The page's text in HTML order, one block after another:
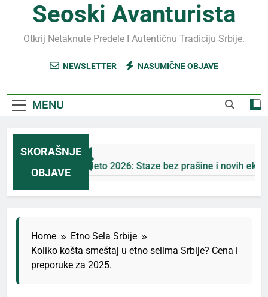
Seoski Avanturista
Otkrij Netaknute Predele I Autentičnu Tradiciju Srbije.
NEWSLETTER NASUMIČNE OBJAVE
MENU
SKORAŠNJE
OBJAVE
Jahorina leto 2026: Staze bez prašine i novih eko-taksi
Home
Etno Sela Srbije
Koliko košta smeštaj u etno selima Srbije? Cena i
preporuke za 2025.